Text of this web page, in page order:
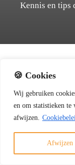
🍪 Cookies
Wij gebruiken
en om statistieken te
afwijzen.
Afwijzen
Kennis en tips
Creosoot
veiligheid?
Gallery